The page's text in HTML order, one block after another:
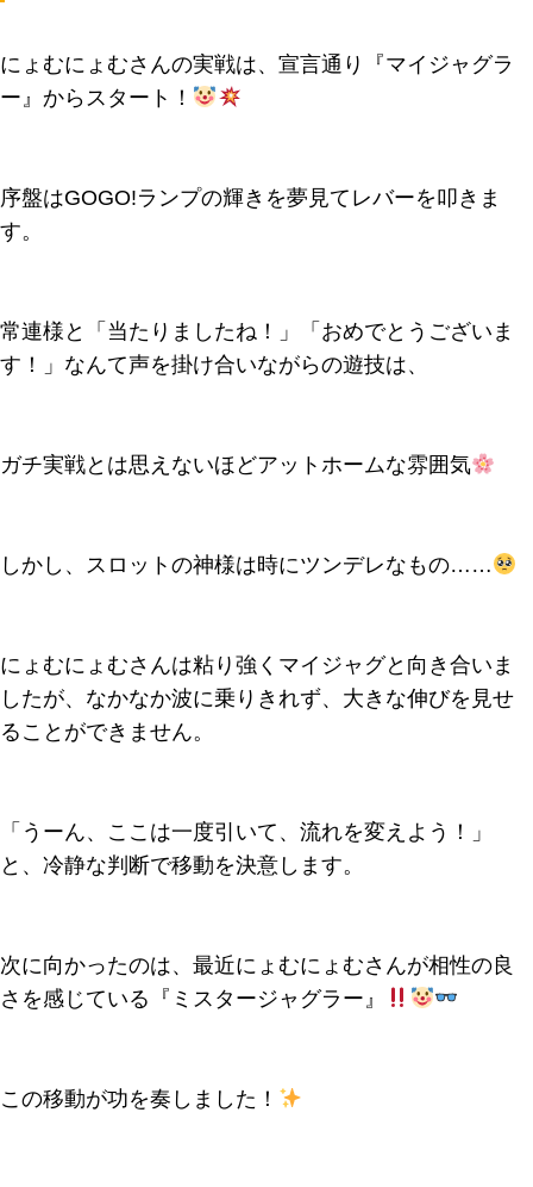
にょむにょむさんの実戦は、宣言通り『マイジャグラ
ー』からスタート！
序盤はGOGO!ランプの輝きを夢見てレバーを叩きま
す。
常連様と「当たりましたね！」「おめでとうございま
す！」なんて声を掛け合いながらの遊技は、
ガチ実戦とは思えないほどアットホームな雰囲気
しかし、スロットの神様は時にツンデレなもの……
にょむにょむさんは粘り強くマイジャグと向き合いま
したが、なかなか波に乗りきれず、大きな伸びを見せ
ることができません。
「うーん、ここは一度引いて、流れを変えよう！」
と、冷静な判断で移動を決意します。
次に向かったのは、最近にょむにょむさんが相性の良
さを感じている『ミスタージャグラー』
この移動が功を奏しました！